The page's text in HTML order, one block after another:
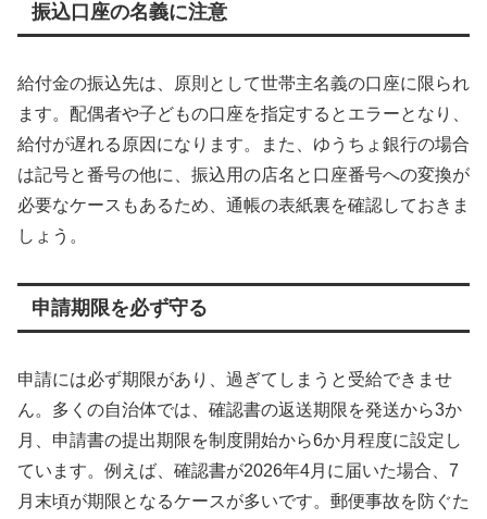
振込口座の名義に注意
給付金の振込先は、原則として世帯主名義の口座に限られ
ます。配偶者や子どもの口座を指定するとエラーとなり、
給付が遅れる原因になります。また、ゆうちょ銀行の場合
は記号と番号の他に、振込用の店名と口座番号への変換が
必要なケースもあるため、通帳の表紙裏を確認しておきま
しょう。
申請期限を必ず守る
申請には必ず期限があり、過ぎてしまうと受給できませ
ん。多くの自治体では、確認書の返送期限を発送から3か
月、申請書の提出期限を制度開始から6か月程度に設定し
ています。例えば、確認書が2026年4月に届いた場合、7
月末頃が期限となるケースが多いです。郵便事故を防ぐた